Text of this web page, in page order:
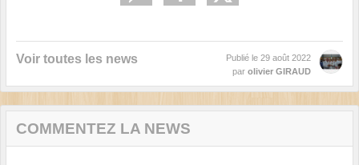
Voir toutes les news Publié le 29 août 2022
par olivier GIRAUD
COMMENTEZ LA NEWS